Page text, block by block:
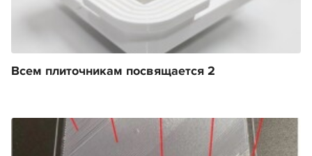
Всем плиточникам посвящается 2